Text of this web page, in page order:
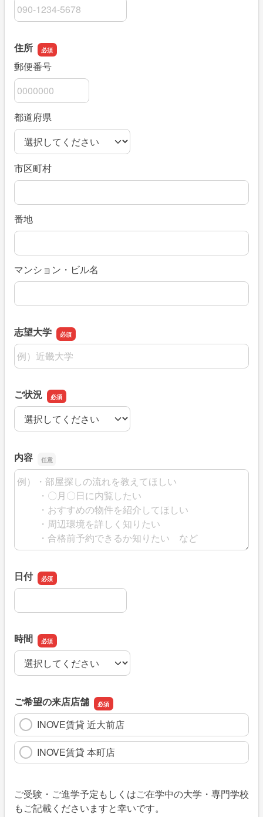
電話番号
住所
郵便番号
都道府県
市区町村
番地
マンション・ビル名
志望大学
志望大学
ご状況
ご状況
内容
内容
日付
日付
時間
時間
ご希望の来店店舗
INOVE賃貸 近大前店
INOVE賃貸 本町店
ご受験・ご進学予定もしくはご在学中の大学・専門学校
もご記載くださいますと幸いです。